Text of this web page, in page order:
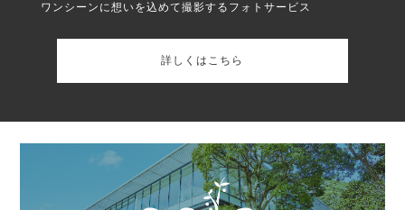
ワンシーンに想いを込めて撮影するフォトサービス
詳しくはこちら